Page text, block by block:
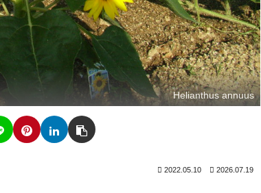
Helianthus annuus
2022.05.10 2026.07.19